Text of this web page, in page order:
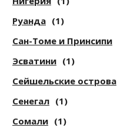
Руанда (1)
Сан-Томе и Принсипи
Эсватини (1)
Сейшельские острова
Сенегал (1)
Сомали (1)